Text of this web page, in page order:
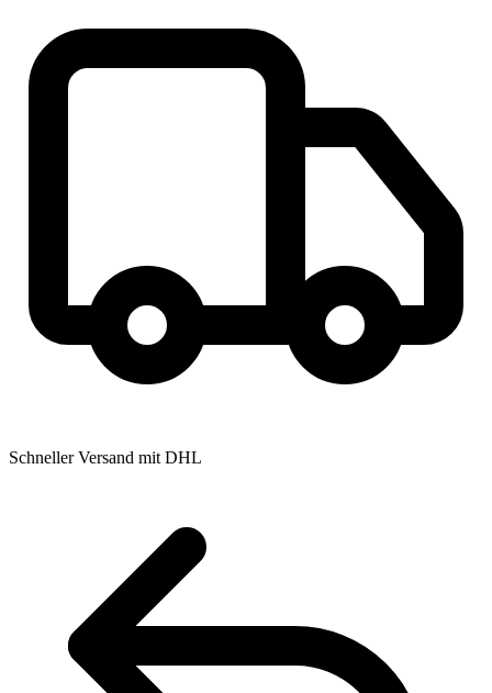
Schneller Versand mit DHL